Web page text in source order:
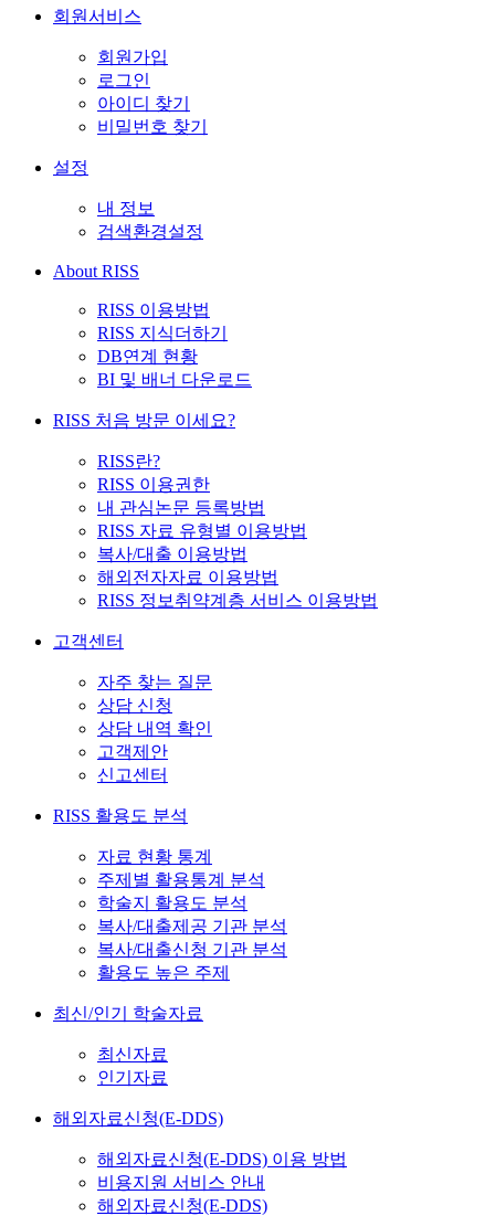
회원서비스
회원가입
로그인
아이디 찾기
비밀번호 찾기
설정
내 정보
검색환경설정
About RISS
RISS 이용방법
RISS 지식더하기
DB연계 현황
BI 및 배너 다운로드
RISS 처음 방문 이세요?
RISS란?
RISS 이용권한
내 관심논문 등록방법
RISS 자료 유형별 이용방법
복사/대출 이용방법
해외전자자료 이용방법
RISS 정보취약계층 서비스 이용방법
고객센터
자주 찾는 질문
상담 신청
상담 내역 확인
고객제안
신고센터
RISS 활용도 분석
자료 현황 통계
주제별 활용통계 분석
학술지 활용도 분석
복사/대출제공 기관 분석
복사/대출신청 기관 분석
활용도 높은 주제
최신/인기 학술자료
최신자료
인기자료
해외자료신청(E-DDS)
해외자료신청(E-DDS) 이용 방법
비용지원 서비스 안내
해외자료신청(E-DDS)